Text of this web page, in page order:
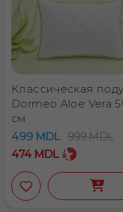
Быстрая доставка
Классическая
Dormeo Aloe Vera
см
499 MDL 999MDL
474 MDL